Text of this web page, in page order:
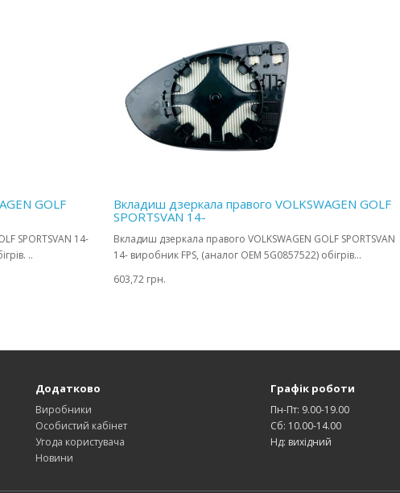
GOLF
SPORTSVAN 14-
..
Вкладиш дзеркала правого VOLKSWAGEN GOLF
SPORTSVAN 14-
Вкладиш дзеркала правого VOLKSWAGEN GOLF SPORTSVAN
14- виробник FPS, (аналог OEM 5G0857522) обігрів...
603,72 грн.
Додатково
Виробники
Особистий кабінет
Угода користувача
Новини
Графік роботи
Пн-Пт: 9.00-19.00
Сб: 10.00-14.00
Нд: вихідний